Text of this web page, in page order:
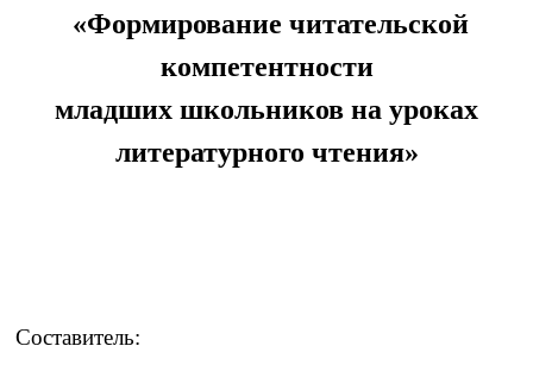
«Формирование читательской
компетентности
младших школьников на уроках
литературного чтения»
Составитель: